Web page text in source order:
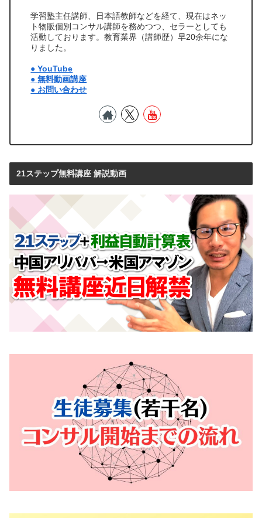
学習塾主任講師、日本語教師などを経て、現在はネッ
ト物販個別コンサル講師を務めつつ、セラーとしても
活動しております。教育業界（講師歴）早20余年にな
りました。
● YouTube
● 無料動画講座
● お問い合わせ
21ステップ無料講座 解説動画